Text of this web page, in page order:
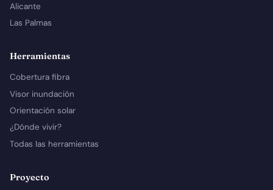
Alicante
Las Palmas
Herramientas
Cobertura fibra
Visor inundación
Orientación solar
¿Dónde vivir?
Todas las herramientas
Proyecto